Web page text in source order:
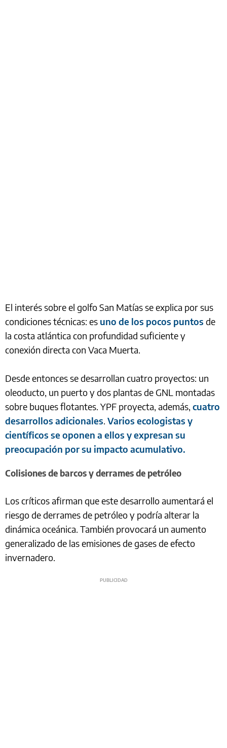
El interés sobre el golfo San Matías se explica por sus
condiciones técnicas: es uno de los pocos puntos de
la costa atlántica con profundidad suficiente y
conexión directa con Vaca Muerta.
Desde entonces se desarrollan cuatro proyectos: un
oleoducto, un puerto y dos plantas de GNL montadas
sobre buques flotantes. YPF proyecta, además, cuatro
desarrollos adicionales. Varios ecologistas y
científicos se oponen a ellos y expresan su
preocupación por su impacto acumulativo.
Colisiones de barcos y derrames de petróleo
Los críticos afirman que este desarrollo aumentará el
riesgo de derrames de petróleo y podría alterar la
dinámica oceánica. También provocará un aumento
generalizado de las emisiones de gases de efecto
invernadero.